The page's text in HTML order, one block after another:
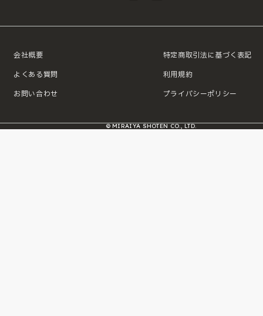
会社概要
よくある質問
お問い合わせ
特定商取引法に基づく表記
利用規約
プライバシーポリシー
© MIRAIYA SHOTEN CO., LTD.